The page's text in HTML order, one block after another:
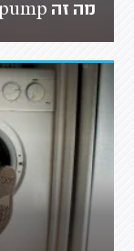
מה זה heat pump?